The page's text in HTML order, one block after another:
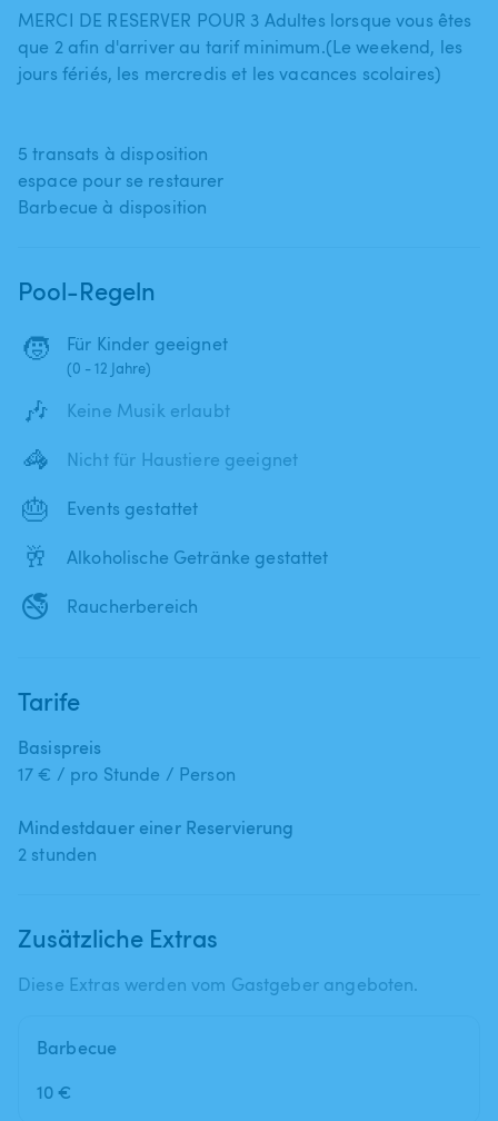
MERCI DE RESERVER POUR 3 Adultes lorsque vous êtes
que 2 afin d'arriver au tarif minimum.(Le weekend​,​ les
jours fériés​,​ les mercredis et les vacances scolaires)
5 transats à disposition
espace pour se restaurer
Barbecue à disposition
Pool-Regeln
🧒 Für Kinder geeignet
(0 - 12 Jahre)
🎶 Keine Musik erlaubt
🦓 Nicht für Haustiere geeignet
🎂 Events gestattet
🥂 Alkoholische Getränke gestattet
🚭 Raucherbereich
Tarife
Basispreis
17 € / pro Stunde / Person
Mindestdauer einer Reservierung
2 stunden
Zusätzliche Extras
Diese Extras werden vom Gastgeber angeboten.
Barbecue
10 €